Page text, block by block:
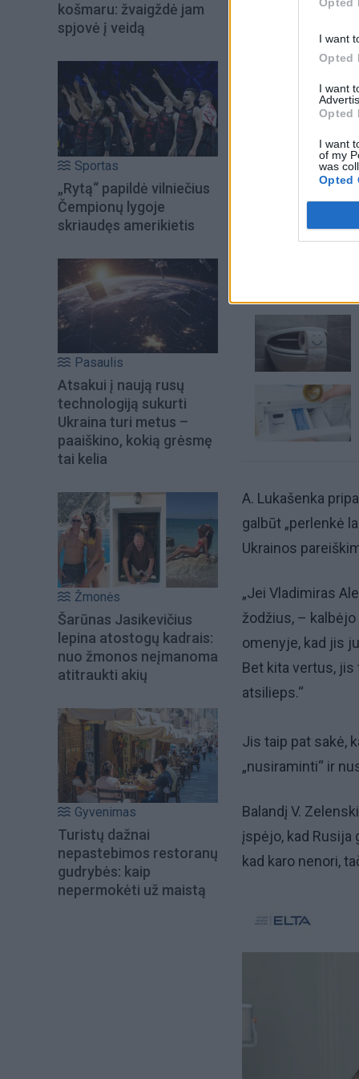
I want
Opted
I want
Opted
I want
of my
was
Opted
košmaru: žvaigždė jam
spjovė į veidą
Sportas
„Rytą“ papildė vilniečius
Čempionų lygoje
skriaudęs amerikietis
Pasaulis
Atsakui į naują rusų
technologiją sukurti
Ukraina turi metus –
paaiškino, kokią grėsmę
tai kelia
Žmonės
Šarūnas Jasikevičius
lepina atostogų kadrais:
nuo žmonos neįmanoma
atitraukti akių
Gyvenimas
Turistų dažnai
nepastebimos restoranų
gudrybės: kaip
nepermokėti už maistą
A. Lukašenka
galbūt „perlenkė
Ukrainos
„Jei Vladimiras
žodžius, –
omenyje, kad jis
Bet kita vertus, jis
atsilieps.“
Jis taip pat sakė,
„nusiraminti“ ir
Balandį V.
įspėjo, kad Rusija
kad karo nenori,